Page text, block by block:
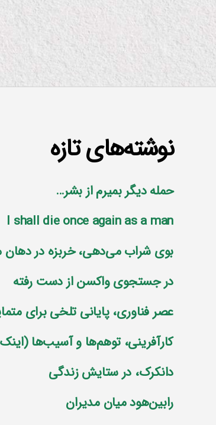
نوشته‌های تازه
حمله دیگر بمیرم از بشر…
I shall die once again as a man
بوی شراب می‌دهی، خربزه در
در جستجوی واکسن از دست رفته
عصر فناوری، پایانی تلخی برای
کارآفرینی، توهم‌ها و آسیب‌ها (اینک
دانکرک، در ستایش زندگی
رابین‌هود میان مدیران